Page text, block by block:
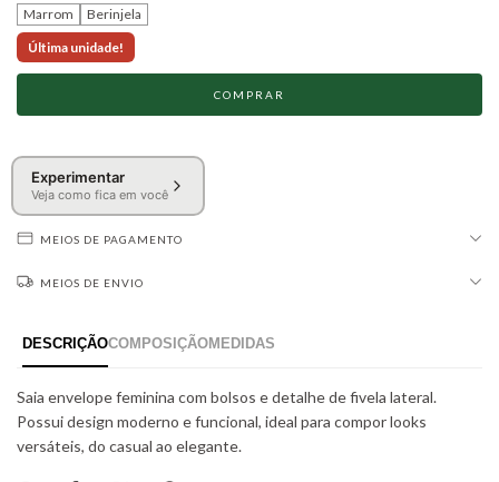
Marrom
Berinjela
Última unidade!
Experimentar
Veja como fica em você
MEIOS DE PAGAMENTO
MEIOS DE ENVIO